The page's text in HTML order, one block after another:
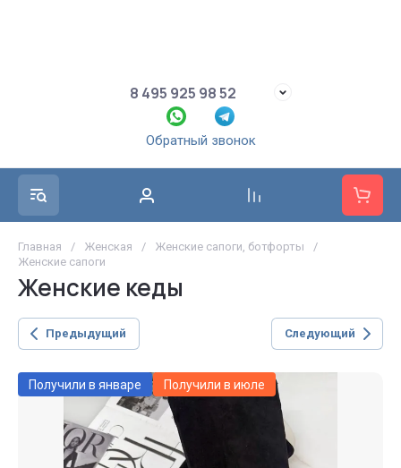
8 495 925 98 52
Обратный звонок
Главная / Женская / Женские сапоги, ботфорты
/
Женские сапоги
Женские кеды
Предыдущий Следующий
Получили в январе Получили в июле